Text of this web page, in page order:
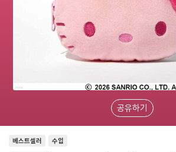
공유하기
베스트셀러 수입